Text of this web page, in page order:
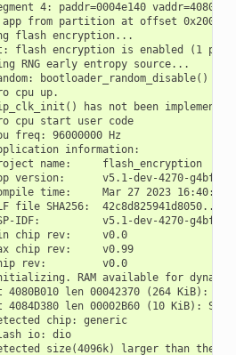
4: paddr=0004e140
from partition at offset 0x20000
flash encryption...
flash encryption is enabled (1
RNG early entropy source...
bootloader_random_disable()
cpu up.
has not been
cpu start user code
freq: 96000000 Hz
information:
name:     flash_encryption
version:      v5.1-dev-4270-
time:     Mar 27 2023 16:40:56
SHA256:  42c8d825941d8050...
IDF:          v5.1-dev-4270-
chip rev:     v0.0
chip rev:     v0.99
rev:         v0.0
RAM available for
len 00042370 (264 KiB): D/
len 00002B60 (10 KiB):
chip: generic
io: dio
size(4096k) larger than the